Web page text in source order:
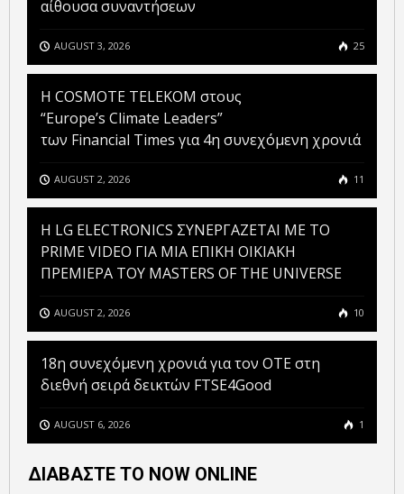
αίθουσα συναντήσεων
AUGUST 3, 2026 25
Η COSMOTE TELEKOM στους
“Europe’s Climate Leaders”
των Financial Times για 4η συνεχόμενη χρονιά
AUGUST 2, 2026 11
H LG ELECTRONICS ΣΥΝΕΡΓΑΖΕΤΑΙ ΜΕ ΤΟ
PRIME VIDEO ΓΙΑ ΜΙΑ ΕΠΙΚΗ ΟΙΚΙΑΚΗ
ΠΡΕΜΙΕΡΑ ΤΟΥ MASTERS OF THE UNIVERSE
AUGUST 2, 2026 10
18η συνεχόμενη χρονιά για τον ΟΤΕ στη
διεθνή σειρά δεικτών FTSE4Good
AUGUST 6, 2026 1
ΔΙΑΒΑΣΤΕ ΤΟ NOW ONLINE